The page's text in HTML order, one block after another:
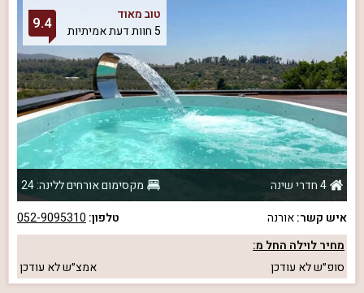
טוב מאוד
5 חוות דעת אמיתיות
9.4
4 חדרי שינה
מקסימום אורחים ללינה: 24
איש קשר:אורנה טלפון: 052-9095310
מחיר לוילה החל מ:
סופ״שלא עודכן אמצ״שלא עודכן